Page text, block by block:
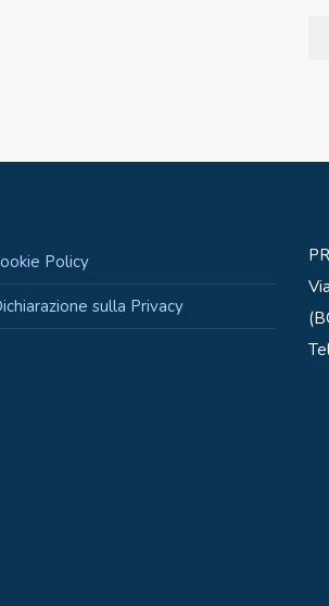
Policy
sulla Privacy